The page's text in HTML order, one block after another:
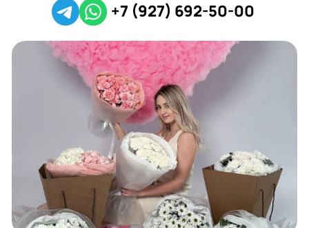
+7 (927) 692-50-00